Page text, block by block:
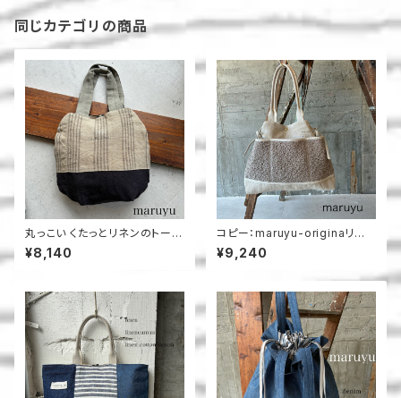
同じカテゴリの商品
丸っこい くたっとリネンのトート
＿maruyu
¥8,140
コピー：maruyu-originaリボ
ントート
¥9,240